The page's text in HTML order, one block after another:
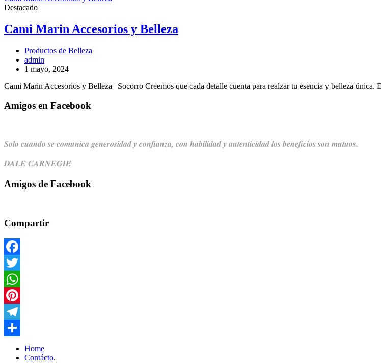
Destacado
Cami Marin Accesorios y Belleza
Productos de Belleza
admin
1 mayo, 2024
Cami Marin Accesorios y Belleza | Socorro Creemos que cada detalle cuenta para realzar tu esencia y belleza
Amigos en Facebook
Solo cuando se comunica generosidad y confianza, con habilidad y autenticidad los beneficios son mutuos.
DALE CARNEGIE
Amigos de Facebook
Compartir
Facebook
Twitter
WhatsApp
Pinterest
Telegram
Compartir
Home
Contácto.